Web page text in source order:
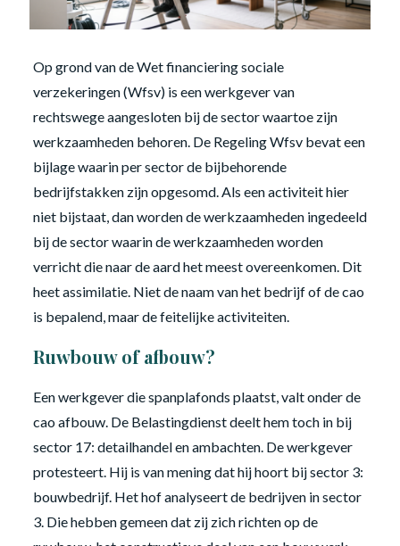
Op grond van de Wet financiering sociale
verzekeringen (Wfsv) is een werkgever van
rechtswege aangesloten bij de sector waartoe zijn
werkzaamheden behoren. De Regeling Wfsv bevat een
bijlage waarin per sector de bijbehorende
bedrijfstakken zijn opgesomd. Als een activiteit hier
niet bijstaat, dan worden de werkzaamheden ingedeeld
bij de sector waarin de werkzaamheden worden
verricht die naar de aard het meest overeenkomen. Dit
heet assimilatie. Niet de naam van het bedrijf of de cao
is bepalend, maar de feitelijke activiteiten.
Ruwbouw of afbouw?
Een werkgever die spanplafonds plaatst, valt onder de
cao afbouw. De Belastingdienst deelt hem toch in bij
sector 17: detailhandel en ambachten. De werkgever
protesteert. Hij is van mening dat hij hoort bij sector 3:
bouwbedrijf. Het hof analyseert de bedrijven in sector
3. Die hebben gemeen dat zij zich richten op de